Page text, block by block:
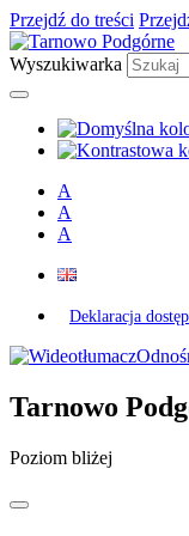
Przejdź do treści
Wyszukiwarka
A
A
A
Deklaracja
Tarnowo
Poziom bliżej